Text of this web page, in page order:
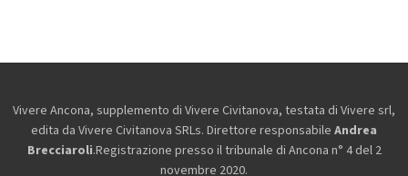
Vivere Ancona, supplemento di Vivere Civitanova, testata di Vivere srl,
edita da Vivere Civitanova SRLs. Direttore responsabile Andrea
Brecciaroli.Registrazione presso il tribunale di Ancona n° 4 del 2
novembre 2020.